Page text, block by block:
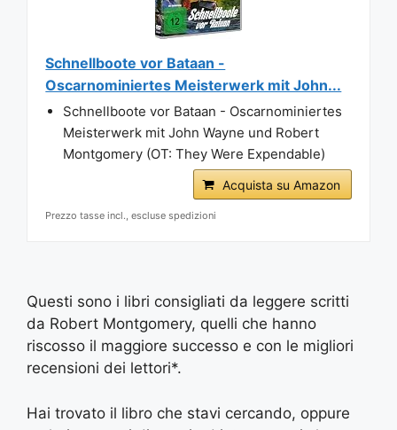
Schnellboote vor Bataan -
Oscarnominiertes Meisterwerk mit John...
Schnellboote vor Bataan - Oscarnominiertes
Meisterwerk mit John Wayne und Robert
Montgomery (OT: They Were Expendable)
Acquista su Amazon
Prezzo tasse incl., escluse spedizioni
Questi sono i libri consigliati da leggere scritti
da Robert Montgomery, quelli che hanno
riscosso il maggiore successo e con le migliori
recensioni dei lettori*.
Hai trovato il libro che stavi cercando, oppure